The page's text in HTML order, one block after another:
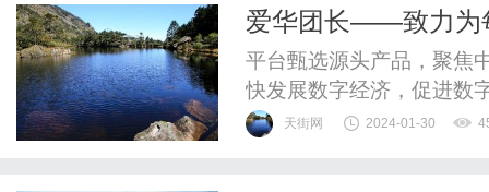
的教育模式，更加注重学
爱华团长——致力为
台
平台甄选源头产品，聚焦
快发展数字经济，促进数
新时代电商产业新业态，
天街网 2024-01-30